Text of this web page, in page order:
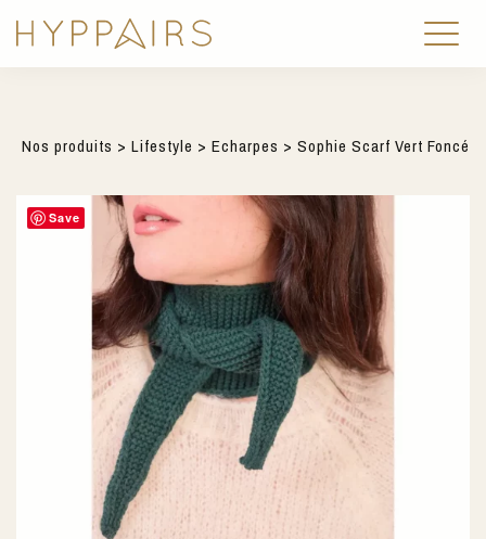
Nos produits > Lifestyle > Echarpes > Sophie Scarf Vert Foncé
Save